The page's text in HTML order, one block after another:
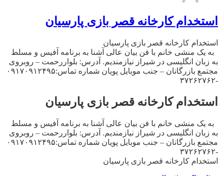
استخدام کارخانه قصر بازی پارسیان
استخدام کارخانه قصر بازی پارسیان
به یک منشی خانم با فن بیان عالی آشنا به برنامه آفیس و مسلط
به زبان انگلیسی در شیراز نیازمندیم. آدرس: بلواررحمت – روبروی
مجتمع بازرگانان – جنب موبایل پویان شماره تماس:۰۹۱۷۰۹۱۲۴۹۵
-۳۷۲۶۲۷۶۲
استخدام کارخانه قصر بازی پارسیان
به یک منشی خانم با فن بیان عالی آشنا به برنامه آفیس و مسلط
به زبان انگلیسی در شیراز نیازمندیم. آدرس: بلواررحمت – روبروی
مجتمع بازرگانان – جنب موبایل پویان شماره تماس:۰۹۱۷۰۹۱۲۴۹۵
-۳۷۲۶۲۷۶۲
استخدام کارخانه قصر بازی پارسیان